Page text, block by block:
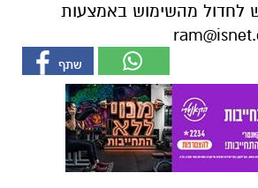
לחדול מהשימוש באמצעות